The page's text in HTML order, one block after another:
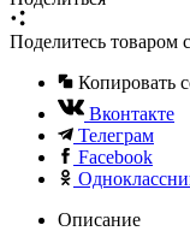
Поделитесь товаром
Копировать
Вконтакте
Телеграм
Facebook
Описание